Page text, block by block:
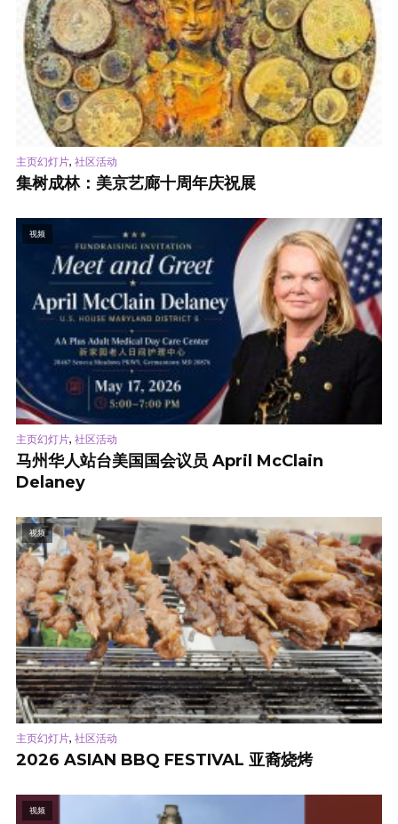
主页幻灯片, 社区活动
集树成林：美京艺廊十周年庆祝展
视频
主页幻灯片, 社区活动
马州华人站台美国国会议员 April McClain
Delaney
视频
主页幻灯片, 社区活动
2026 ASIAN BBQ FESTIVAL 亚裔烧烤
视频